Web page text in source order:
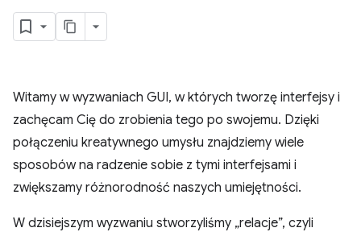
Witamy w wyzwaniach GUI, w których tworzę interfejsy i
zachęcam Cię do zrobienia tego po swojemu. Dzięki
połączeniu kreatywnego umysłu znajdziemy wiele
sposobów na radzenie sobie z tymi interfejsami i
zwiększamy różnorodność naszych umiejętności.
W dzisiejszym wyzwaniu stworzyliśmy „relacje”, czyli